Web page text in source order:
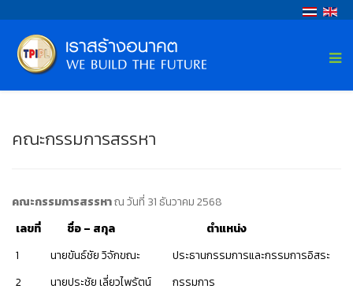
คณะกรรมการสรรหา
คณะกรรมการสรรหาณ วันที่ 31 ธันวาคม 2568
เลขที่
ชื่อ– สกุล
ตำแหน่ง
1
นายขันธ์ชัย วิจักขณะ
ประธานกรรมการและกรรมการอิสระ
2
นายประชัย เลี่ยวไพรัตน์
กรรมการ